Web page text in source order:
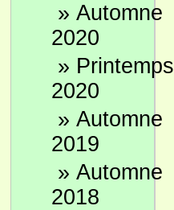
» Automne
2020
» Printemps
2020
» Automne
2019
» Automne
2018